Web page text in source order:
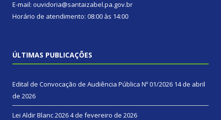
E-mail: ouvidoria@santaizabel.pa.gov.br
Horário de atendimento: 08:00 às 14:00
ÚLTIMAS PUBLICAÇÕES
Edital de Convocação de Audiência Pública Nº 01/2026 14 de abril
de 2026
Lei Aldir Blanc 20264 de fevereiro de 2026